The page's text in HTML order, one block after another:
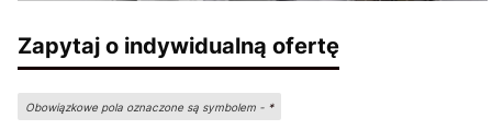
Zapytaj o indywidualną ofertę
Obowiązkowe pola oznaczone są symbolem - *